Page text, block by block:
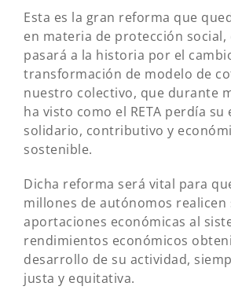
Esta es la gran reforma que
en materia de protección social,
pasará a la historia por el
transformación de modelo de
nuestro colectivo, que durante
ha visto como el RETA perdía su
solidario, contributivo y
sostenible.
Dicha reforma será vital para
millones de autónomos realicen
aportaciones económicas al
rendimientos económicos
desarrollo de su actividad,
justa y equitativa.